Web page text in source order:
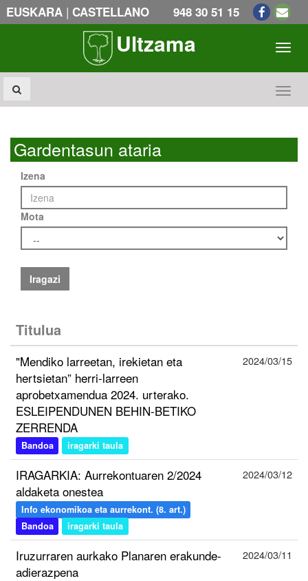
EUSKARA | CASTELLANO 948 30 51 15
Ultzama
Gardentasun ataria
Izena
Mota
Iragazi
Titulua
"Mendiko larreetan, irekietan eta
hertsietan” herri-larreen
aprobetxamendua 2024. urterako.
ESLEIPENDUNEN BEHIN-BETIKO
ZERRENDA
Bandoa iragarki taula
2024/03/15
IRAGARKIA: Aurrekontuaren 2/2024
aldaketa onestea
Info ekonomikoa eta aurrekont. (8. art.)
Bandoa
iragarki taula
2024/03/12
Iruzurraren aurkako Planaren erakunde-
adierazpena
2024/03/11